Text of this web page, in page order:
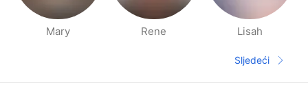
Mary Rene Lisah
Sljedeća
Sljedeći